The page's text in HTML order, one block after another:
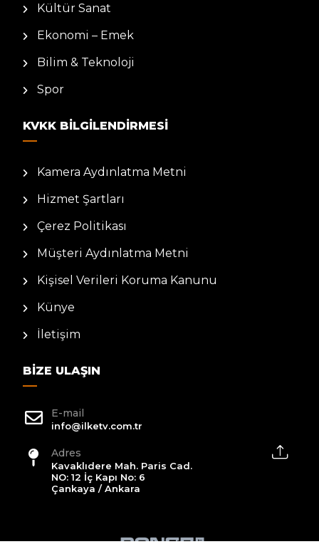
Kültür Sanat
Ekonomi – Emek
Bilim & Teknoloji
Spor
KVKK BILGILENDIRMESI
Kamera Aydınlatma Metni
Hizmet Şartları
Çerez Politikası
Müşteri Aydınlatma Metni
Kişisel Verileri Koruma Kanunu
Künye
İletişim
BIZE ULAŞIN
E-mail
info@ilketv.com.tr
Adres
Kavaklıdere Mah. Paris Cad.
NO: 12 İç Kapı No: 6
Çankaya / Ankara